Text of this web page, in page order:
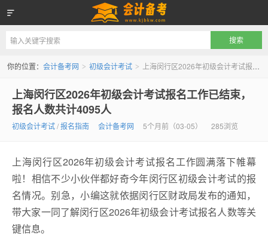
会计备考网
你的位置： 会计备考网 > 初级会计考试 > 上海闵行区2026年初级会计考试报名工作已结束，报名人数共计4095人
上海闵行区2026年初级会计考试报名工作已结束，
报名人数共计4095人
初级会计考试/报名指南 会计备考网 5个月前（03-05） 285浏览
上海闵行区2026年初级会计考试报名工作圆满落下帷幕
啦！相信不少小伙伴都好奇今年闵行区初级会计考试的报
名情况。别急，小编这就依据闵行区财政局发布的通知，
带大家一同了解闵行区2026年初级会计考试报名人数等关
键信息。